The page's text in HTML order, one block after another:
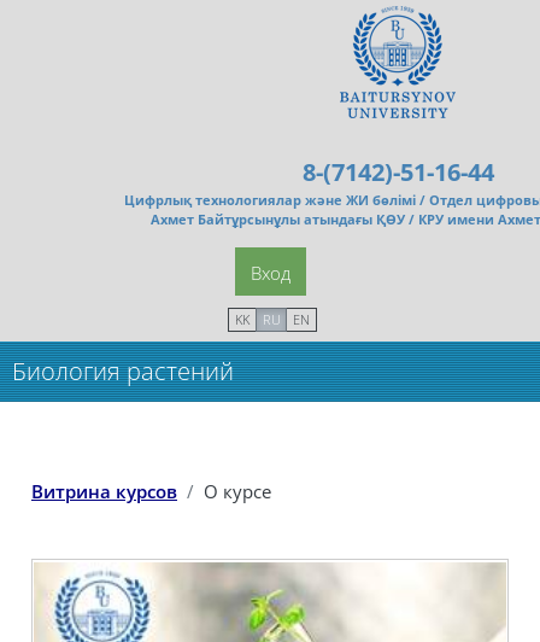
8-(7142)-51-16-44
Цифрлық технологиялар және ЖИ бөлімі / Отдел
Ахмет Байтұрсынұлы атындағы ҚӨУ / КРУ имени
Вход
KK RU EN
Биология растений
Витрина курсов О курсе